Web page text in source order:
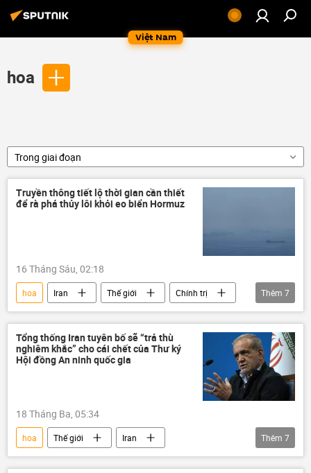
Việt Nam
hoa
Trong giai đoạn
Truyền thông tiết lộ thời gian cần thiết
để rà phá thủy lôi khỏi eo biển Hormuz
16 Tháng Sáu, 02:18
hoa Iran Thế giới
Chính trị
eo biển Hormuz
Thụy Sĩ
Donald Trump
Hoa Kỳ
Lebanon
Trung Đông
phương Tây
Thêm 7
Tổng thống Iran tuyên bố sẽ “trả thù
nghiêm khắc” cho cái chết của Thư ký
Hội đồng An ninh quốc gia
18 Tháng Ba, 05:34
hoa Thế giới
Iran
Xung đột Mỹ-Iran
Thêm 7